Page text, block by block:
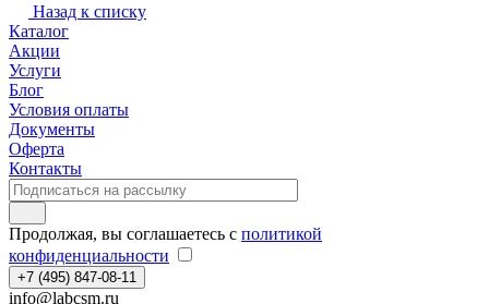
Назад к списку
Каталог
Акции
Услуги
Блог
Условия оплаты
Документы
Оферта
Контакты
Продолжая, вы соглашаетесь с политикой
конфиденциальности
+7 (495) 847-08-11
info@labcsm.ru